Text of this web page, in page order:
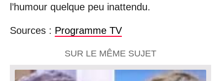
l’humour quelque peu inattendu.
Sources : Programme TV
SUR LE MÊME SUJET